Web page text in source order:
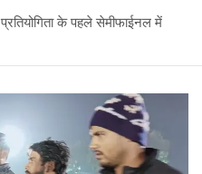
के पहले सेमीफाईनल में